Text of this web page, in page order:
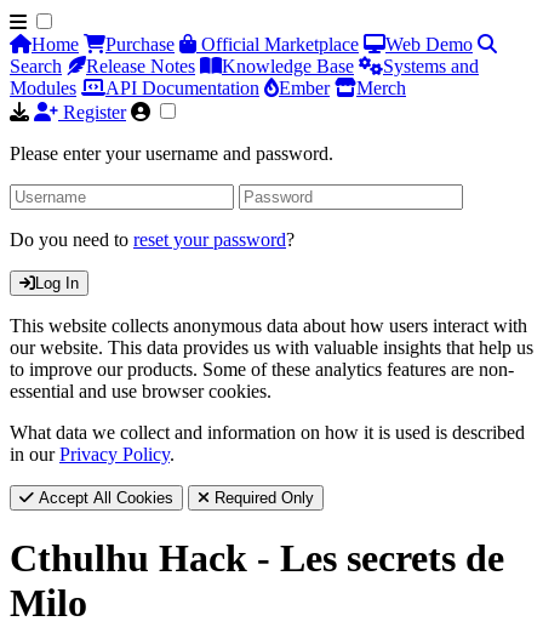
Home Purchase Official Marketplace
Web Demo
Search
Release Notes Knowledge Base
Systems and
Modules
API Documentation Ember
Merch
Register
Please enter your username and password.
Do you need to reset your password?
Log In
This website collects anonymous data about how users interact with
our website. This data provides us with valuable insights that help us
to improve our products. Some of these analytics features are non-
essential and use browser cookies.
What data we collect and information on how it is used is described
in ourPrivacy Policy.
Accept All Cookies Required Only
Cthulhu Hack - Les secrets de
Milo